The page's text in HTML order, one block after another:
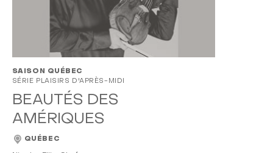
SAISON QUÉBEC
SÉRIE PLAISIRS D'APRÈS-MIDI
BEAUTÉS DES
AMÉRIQUES
QUÉBEC